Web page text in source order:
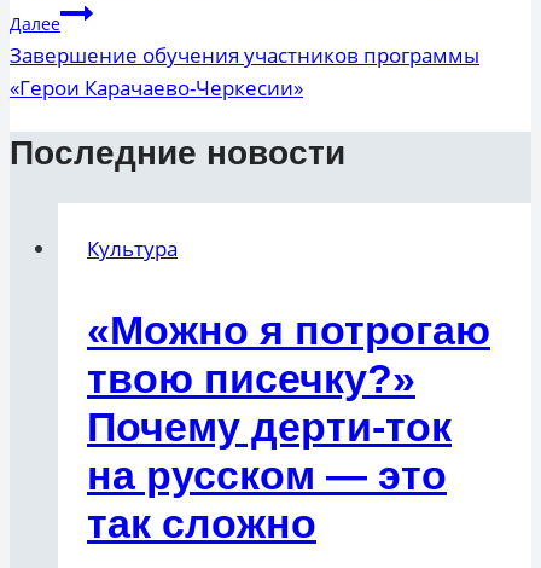
записям
Далее
Завершение обучения участников программы
«Герои Карачаево-Черкесии»
Последние новости
Культура
«Можно я потрогаю
твою писечку?»
Почему дерти-ток
на русском — это
так сложно